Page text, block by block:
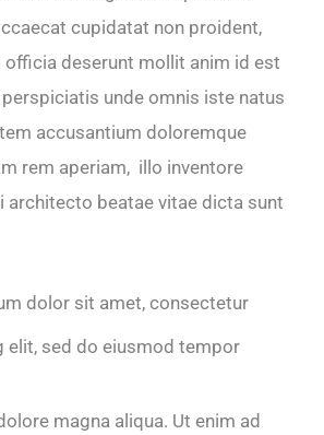
cupidatat non proident,
officia deserunt mollit anim id est
unde omnis iste natus
accusantium doloremque
rem aperiam, illo inventore
architecto beatae vitae dicta sunt
dolor sit amet, consectetur
elit, sed do eiusmod tempor
magna aliqua. Ut enim ad